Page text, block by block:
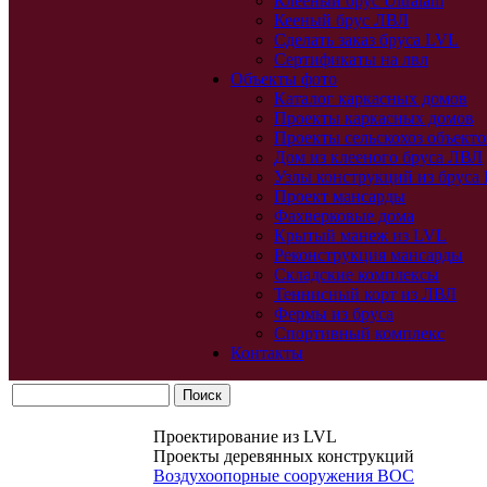
Кееный брус ЛВЛ
Сделать заказ бруса LVL
Сертификаты на лвл
Объекты фото
Каталог каркасных домов
Проекты каркасных домов
Проекты сельскохоз
Дом из клееного бруса ЛВЛ
Узлы конструкций из бруса
Проект мансарды
Фахверковые дома
Крытый манеж из LVL
Реконструкция мансарды
Складские комплексы
Теннисный корт из ЛВЛ
Фермы из бруса
Спортивный комплекс
Контакты
Проектирование из LVL
Проекты деревянных конструкций
Воздухоопорные сооружения ВОС